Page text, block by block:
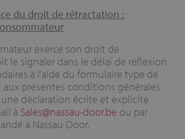
du droit de rétractation :
exerce son droit de
le signaler dans le délai de réflexion
à l’aide du formulaire type de
présentes conditions générales
déclaration écrite et explicite
à Sales@nassau-door.be ou par
à Nassau Door.